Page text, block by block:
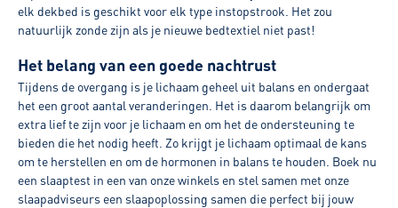
elk dekbed is geschikt voor elk type instopstrook. Het zou
natuurlijk zonde zijn als je nieuwe bedtextiel niet past!
Het belang van een goede nachtrust
Tijdens de overgang is je lichaam geheel uit balans en ondergaat
het een groot aantal veranderingen. Het is daarom belangrijk om
extra lief te zijn voor je lichaam en om het de ondersteuning te
bieden die het nodig heeft. Zo krijgt je lichaam optimaal de kans
om te herstellen en om de hormonen in balans te houden. Boek nu
een slaaptest in een van onze winkels en stel samen met onze
slaapadviseurs een slaapoplossing samen die perfect bij jouw